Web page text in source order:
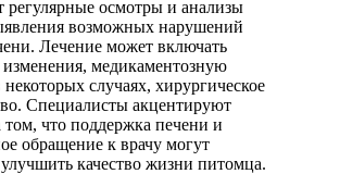
регулярные осмотры и анализы
возможных нарушений
Лечение может включать
изменения, медикаментозную
случаях, хирургическое
Специалисты акцентируют
что поддержка печени и
обращение к врачу могут
улучшить качество жизни питомца.